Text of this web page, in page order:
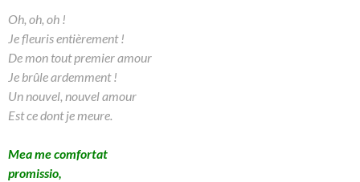
Oh, oh, oh !
Je fleuris entièrement !
De mon tout premier amour
Je brûle ardemment !
Un nouvel, nouvel amour
Est ce dont je meure.
Mea me comfortat
promissio,